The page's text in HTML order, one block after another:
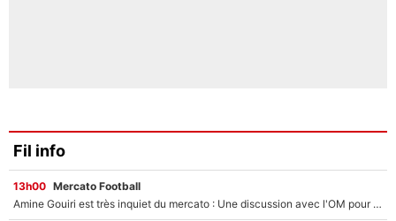
Fil info
13h00 Mercato Football
Amine Gouiri est très inquiet du mercato : Une discussion avec l'OM pour acter son transfert !